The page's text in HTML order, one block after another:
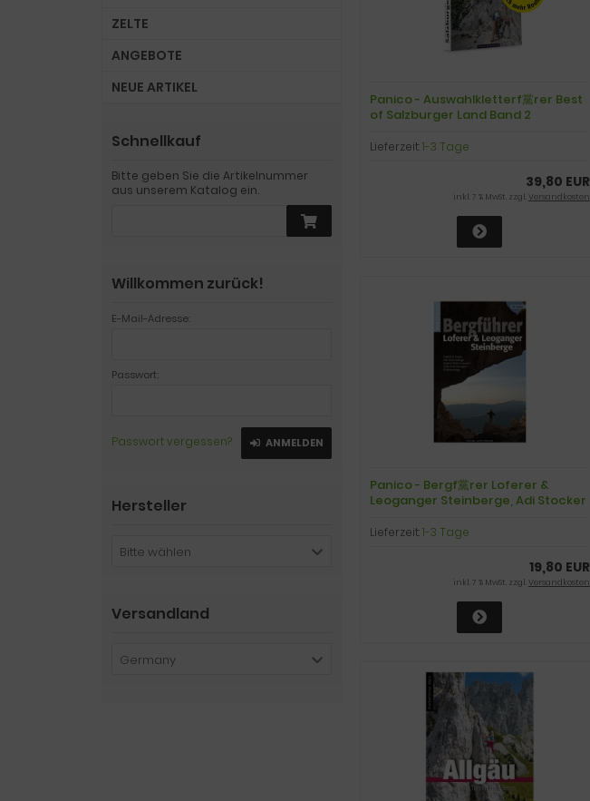
Panico - Auswahlkletterf黨rer Best
of Salzburger Land Band 2
Lieferzeit:1-3 Tage
39,80 EUR
inkl. 7 % MwSt. zzgl.Versandkosten
Panico - Bergf黨rer Loferer &
Leoganger Steinberge, Adi Stocker
Lieferzeit:1-3 Tage
19,80 EUR
inkl. 7 % MwSt. zzgl.Versandkosten
ZELTE
ANGEBOTE
NEUE ARTIKEL
Schnellkauf
Bitte geben Sie die Artikelnummer
aus unserem Katalog ein.
Willkommen zurück!
E-Mail-Adresse:
Passwort:
Passwort vergessen? ANMELDEN
Hersteller
Bitte wählen
Versandland
Germany